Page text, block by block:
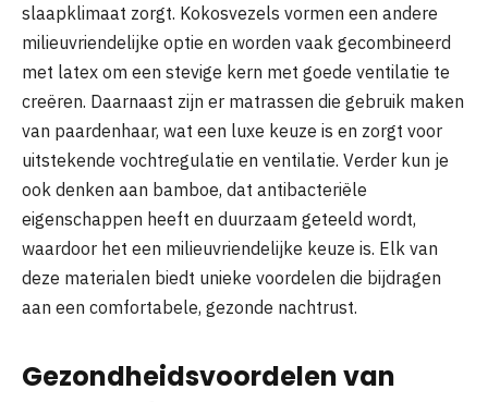
slaapklimaat zorgt. Kokosvezels vormen een andere
milieuvriendelijke optie en worden vaak gecombineerd
met latex om een stevige kern met goede ventilatie te
creëren. Daarnaast zijn er matrassen die gebruik maken
van paardenhaar, wat een luxe keuze is en zorgt voor
uitstekende vochtregulatie en ventilatie. Verder kun je
ook denken aan bamboe, dat antibacteriële
eigenschappen heeft en duurzaam geteeld wordt,
waardoor het een milieuvriendelijke keuze is. Elk van
deze materialen biedt unieke voordelen die bijdragen
aan een comfortabele, gezonde nachtrust.
Gezondheidsvoordelen van